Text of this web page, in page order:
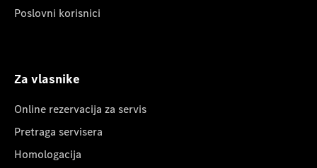
Poslovni korisnici
Za vlasnike
Online rezervacija za servis
Pretraga servisera
Homologacija